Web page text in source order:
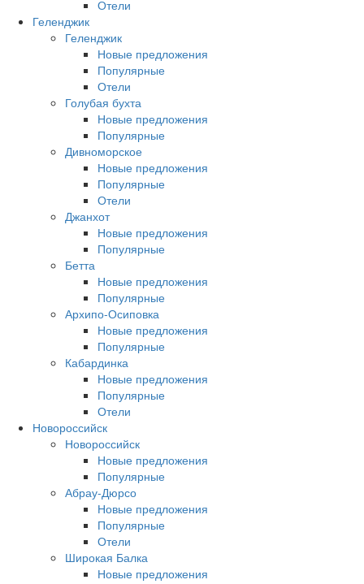
Отели
Геленджик
Геленджик
Новые предложения
Популярные
Отели
Голубая бухта
Новые предложения
Популярные
Дивноморское
Новые предложения
Популярные
Отели
Джанхот
Новые предложения
Популярные
Бетта
Новые предложения
Популярные
Архипо-Осиповка
Новые предложения
Популярные
Кабардинка
Новые предложения
Популярные
Отели
Новороссийск
Новороссийск
Новые предложения
Популярные
Абрау-Дюрсо
Новые предложения
Популярные
Отели
Широкая Балка
Новые предложения